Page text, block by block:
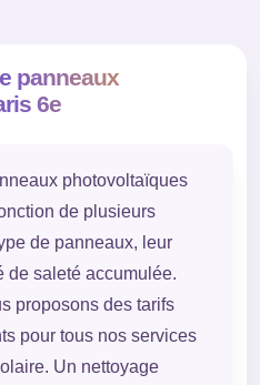
panneaux
6e
photovoltaïques
de plusieurs
de panneaux, leur
de saleté accumulée.
proposons des tarifs
pour tous nos services
Un nettoyage